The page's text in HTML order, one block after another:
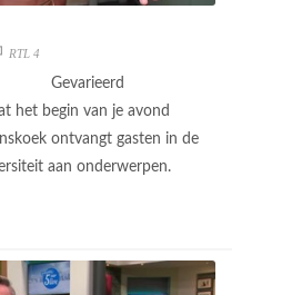
RTL 4
Gevarieerd
het begin van je avond
ontvangt gasten in de
aan onderwerpen.